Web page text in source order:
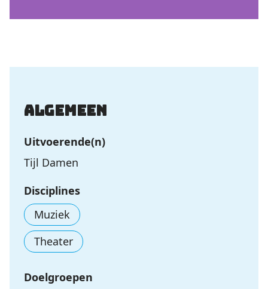
Algemeen
Uitvoerende(n)
Tijl Damen
Disciplines
Muziek
Theater
Doelgroepen